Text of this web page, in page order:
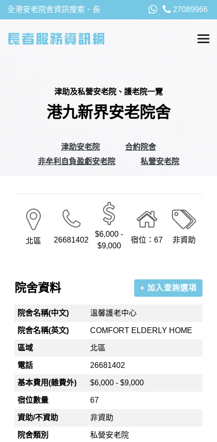
全港安老院舍資訊搜索、長 27089966
津助及私營安老院、護老院一覽
港九新界安老院舍
津助安老院
合約院舍
非牟利自負盈虧安老院
私營安老院
北區 26681402
$6,000 -
$9,000
宿位：67 非資助
院舍資料 + 加入查詢選項
院舍名稱(中文) 溫馨護老中心
院舍名稱(英文) COMFORT ELDERLY HOME
區域 北區
電話 26681402
基本費用(雜費外) $6,000 - $9,000
宿位數量 67
資助/不資助 非資助
院舍類別 私營安老院